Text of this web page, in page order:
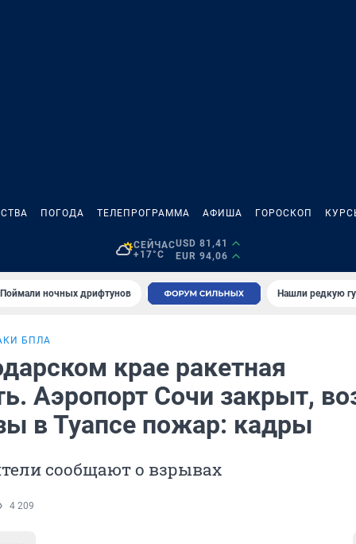
ПОГОДА ТЕЛЕПРОГРАММА АФИША ГОРОСКОП
СЕЙЧАС
+17°C
USD 81,41
EUR 94,06
Поймали ночных дрифтунов Нашли редкую
БПЛА
крае ракетная
Аэропорт Сочи закрыт,
в Туапсе пожар: кадры
сообщают о взрывах
4 209